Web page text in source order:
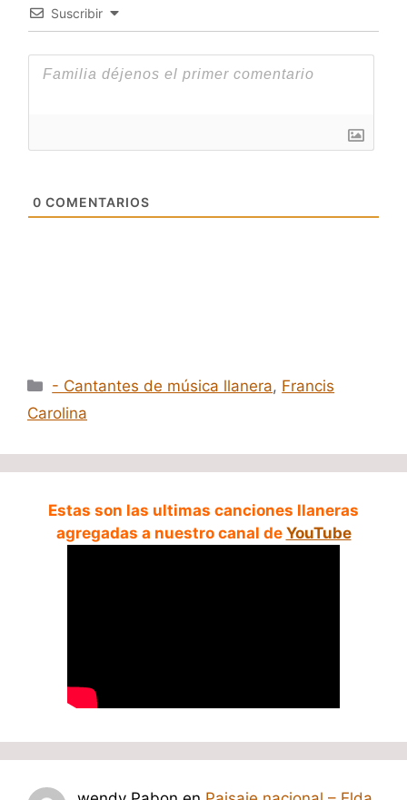
Suscribir
0 COMENTARIOS
Categorías
- Cantantes de música llanera, Francis
Carolina
Estas son las ultimas canciones llaneras
agregadas a nuestro canal de YouTube